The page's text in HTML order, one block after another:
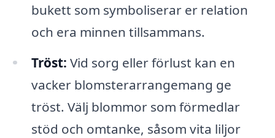
bukett som symboliserar er relation
och era minnen tillsammans.
Tröst: Vid sorg eller förlust kan en
vacker blomsterarrangemang ge
tröst. Välj blommor som förmedlar
stöd och omtanke, såsom vita liljor